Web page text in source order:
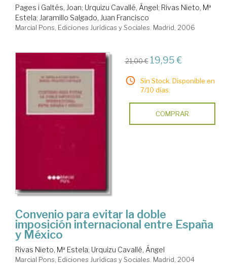
Pages i Galtés, Joan; Urquizu Cavallé, Ángel; Rivas Nieto, Mª
Estela; Jaramillo Salgado, Juan Francisco
Marcial Pons, Ediciones Jurídicas y Sociales. Madrid, 2006
21,00 € 19,95 €
Sin Stock. Disponible en
7/10 días.
COMPRAR
Convenio para evitar la doble
imposición internacional entre España
y México
Rivas Nieto, Mª Estela; Urquizu Cavallé, Ángel
Marcial Pons, Ediciones Jurídicas y Sociales. Madrid, 2004